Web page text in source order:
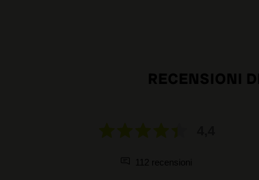
RECENSIONI
112 recensioni